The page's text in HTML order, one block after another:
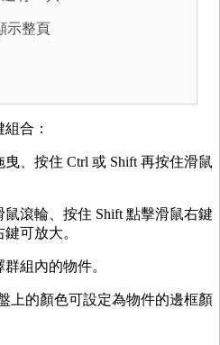
示整頁
合：
、按住 Ctrl 或 Shift 再按住滑鼠
滾輪、按住 Shift 點擊滑鼠右鍵
可放大。
組內的物件。
上的顏色可設定為物件的邊框顏